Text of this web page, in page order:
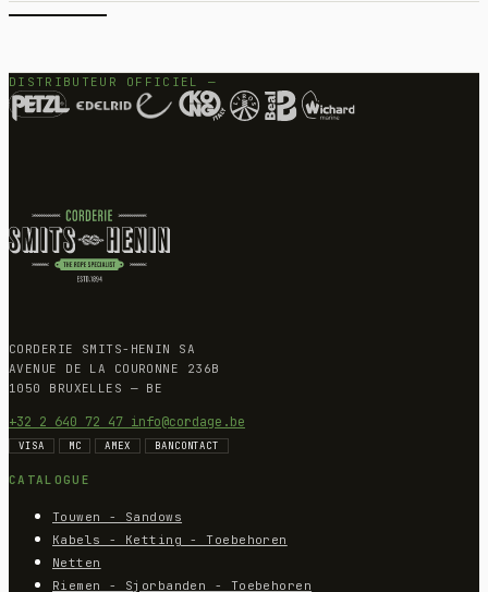
DISTRIBUTEUR OFFICIEL —
CORDERIE SMITS-HENIN SA
AVENUE DE LA COURONNE 236B
1050 BRUXELLES — BE
+32 2 640 72 47 info@cordage.be
VISA MC AMEX BANCONTACT
CATALOGUE
Touwen - Sandows
Kabels - Ketting - Toebehoren
Netten
Riemen - Sjorbanden - Toebehoren